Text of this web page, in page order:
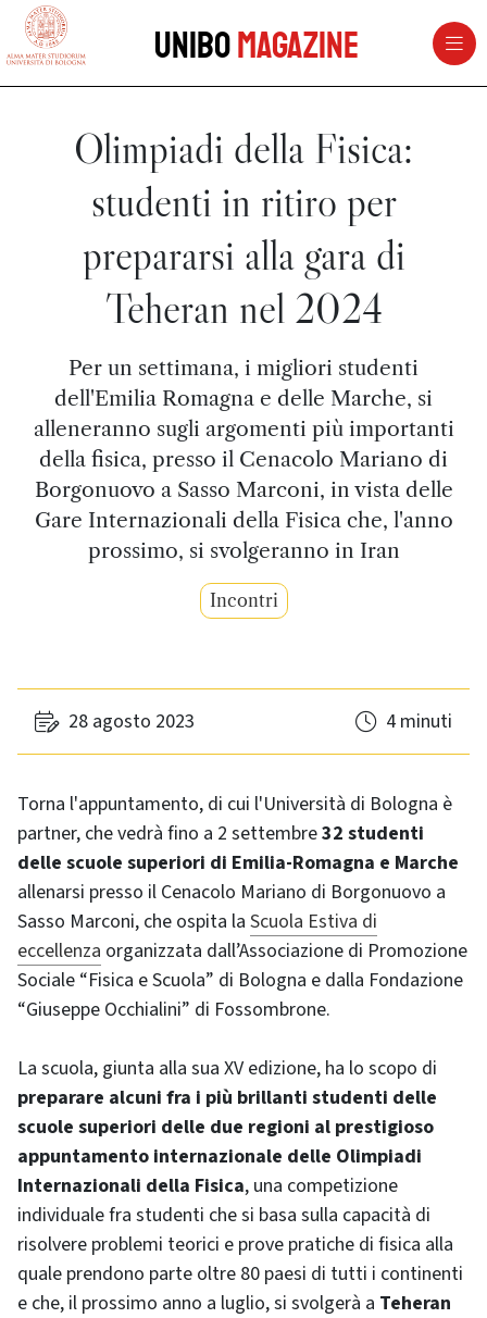
vai al contenuto della pagina
UniboMagazine
Olimpiadi della Fisica:
studenti in ritiro per
prepararsi alla gara di
Teheran nel 2024
Per un settimana, i migliori studenti
dell'Emilia Romagna e delle Marche, si
alleneranno sugli argomenti più importanti
della fisica, presso il Cenacolo Mariano di
Borgonuovo a Sasso Marconi, in vista delle
Gare Internazionali della Fisica che, l'anno
prossimo, si svolgeranno in Iran
Incontri
28 agosto 2023 4 minuti
Torna l'appuntamento, di cui l'Università di Bologna è
partner, che vedrà fino a 2 settembre32 studenti
delle scuole superiori di Emilia-Romagna e Marche
allenarsi presso il Cenacolo Mariano di Borgonuovo a
Sasso Marconi, che ospita la Scuola Estiva di
eccellenza organizzata dall’Associazione di Promozione
Sociale “Fisica e Scuola” di Bologna e dalla Fondazione
“Giuseppe Occhialini” di Fossombrone.
La scuola, giunta alla sua XV edizione, ha lo scopo di
preparare alcuni fra i più brillanti studenti delle
scuole superiori delle due regioni al prestigioso
appuntamento internazionale delle Olimpiadi
Internazionali della Fisica, una competizione
individuale fra studenti che si basa sulla capacità di
risolvere problemi teorici e prove pratiche di fisica alla
quale prendono parte oltre 80 paesi di tutti i continenti
e che, il prossimo anno a luglio, si svolgerà a Teheran